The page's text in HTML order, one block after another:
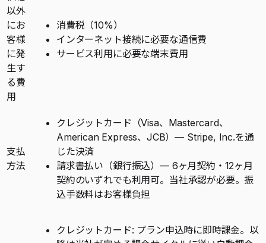
以外
にお
客様
に発
生す
る費
用
消費税（10%）
インターネット接続に必要な通信費
サービス利用に必要な端末費用
支払
方法
クレジットカード（Visa、Mastercard、
American Express、JCB）— Stripe, Inc.を通
じた決済
請求書払い（銀行振込）— 6ヶ月契約・12ヶ月
契約のいずれでも利用可。当社承認が必要。振
込手数料はお客様負担
クレジットカード: プラン申込時に即時課金。以